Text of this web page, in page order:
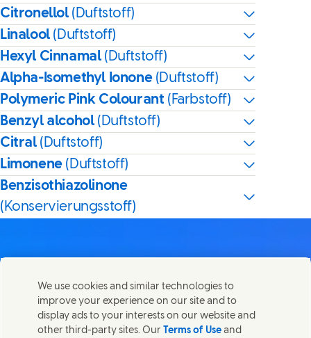
Citronellol(Duftstoff)
Linalool(Duftstoff)
Hexyl Cinnamal(Duftstoff)
Alpha-Isomethyl Ionone (Duftstoff)
Polymeric Pink Colourant (Farbstoff)
Benzyl alcohol(Duftstoff)
Citral(Duftstoff)
Limonene (Duftstoff)
Benzisothiazolinone
(Konservierungsstoff)
Diese Seite teilen
Share this page on Facebook
Share this page on X
Share this page on Linked In
Share this page on E-
Kontakt
Wir freuen uns über Ihre Meinungen, Anregungen und
We use cookies and similar technologies to
improve your experience on our site and to
display ads to your interests on our website and
other third-party sites. Our Terms of Use and